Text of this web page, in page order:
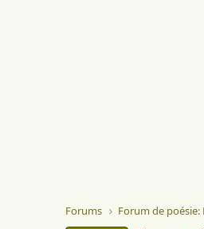
Forums